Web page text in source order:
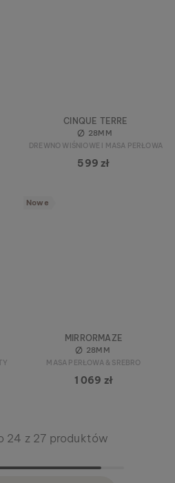
CINQUE TERRE
28MM
DREWNO WIŚNIOWE I MASA PERŁOWA
599 zł
Nowe
MIRRORMAZE
28MM
MASA PERŁOWA & SREBRO
1 069 zł
24 z 27 produktów